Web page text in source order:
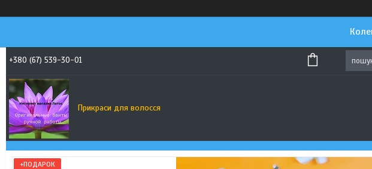
+380 (67) 539-30-01
Прикраси для волосся
+ПОДАРОК